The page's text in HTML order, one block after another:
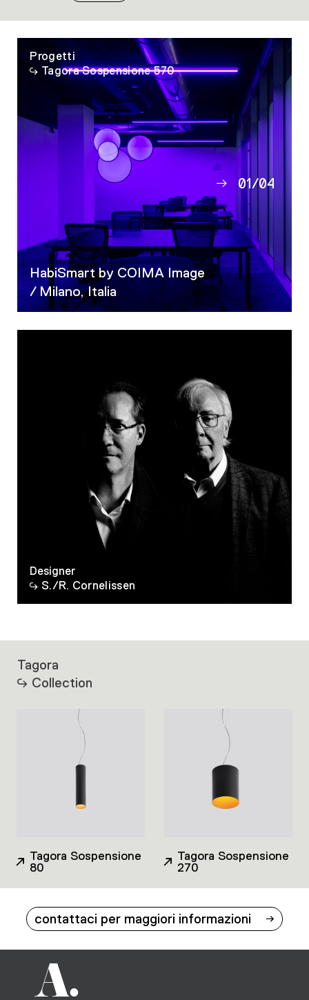
Progetti
Tagora Sospensione 570
HabiSmart by COIMA Image
/ Milano, Italia
01
02
03
04
/04
Designer
S./R. Cornelissen
Tagora
Collection
Tagora Sospensione
80
Tagora Sospensione
270
contattaci per maggiori informazioni